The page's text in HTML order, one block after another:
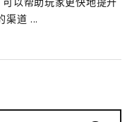
渠道 ...